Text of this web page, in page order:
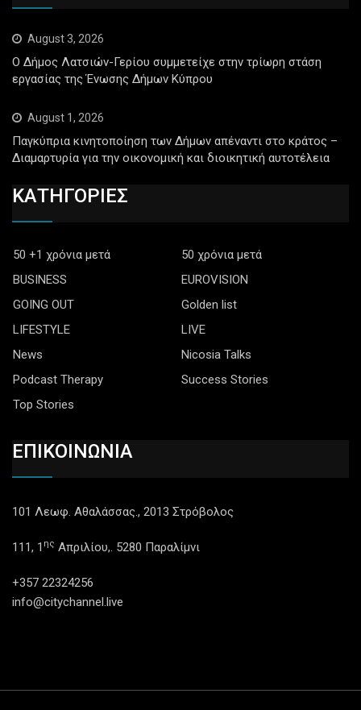
August 3, 2026
Ο Δήμος Λατσιών-Γερίου συμμετείχε στην τρίωρη στάση
εργασίας της Ένωσης Δήμων Κύπρου
August 1, 2026
Παγκύπρια κινητοποίηση των Δήμων απέναντι στο κράτος –
Διαμαρτυρία για την οικονομική και διοικητική αυτοτέλεια
ΚΑΤΗΓΟΡΙΕΣ
50 +1 χρόνια μετά
50 χρόνια μετά
BUSINESS
EUROVISION
GOING OUT
Golden list
LIFESTYLE
LIVE
News
Nicosia Talks
Podcast Therapy
Success Stories
Top Stories
ΕΠΙΚΟΙΝΩΝΙΑ
101 Λεωφ. Αθαλάσσας., 2013 Στρόβολος
111, 1 ης Απριλίου,. 5280 Παραλίμνι
+357 22324256
info@citychannel.live